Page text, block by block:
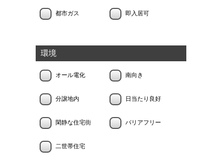
都市ガス 即入居可
環境
オール電化 南向き
分譲地内 日当たり良好
閑静な住宅街 バリアフリー
二世帯住宅